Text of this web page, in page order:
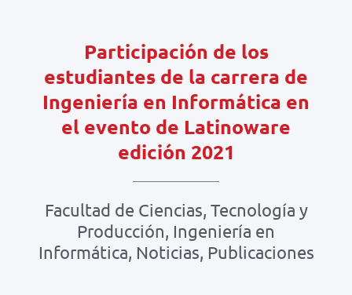
Participación de los
estudiantes de la carrera de
Ingeniería en Informática en
el evento de Latinoware
edición 2021
Facultad de Ciencias, Tecnología y
Producción, Ingeniería en
Informática, Noticias, Publicaciones